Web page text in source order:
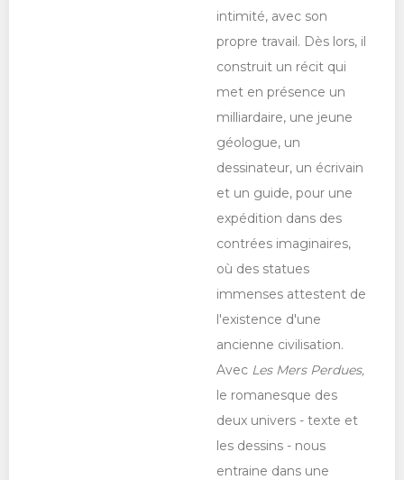
intimité, avec son
propre travail. Dès lors, il
construit un récit qui
met en présence un
milliardaire, une jeune
géologue, un
dessinateur, un écrivain
et un guide, pour une
expédition dans des
contrées imaginaires,
où des statues
immenses attestent de
l'existence d'une
ancienne civilisation.
Avec Les Mers Perdues,
le romanesque des
deux univers - texte et
les dessins - nous
entraine dans une